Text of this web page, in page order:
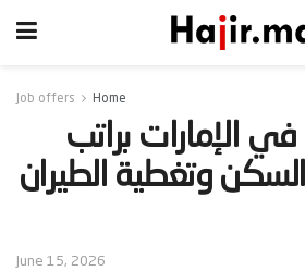
Home
Job offers
الإمارات براتب
وتغطية الطيران
June 15, 2026